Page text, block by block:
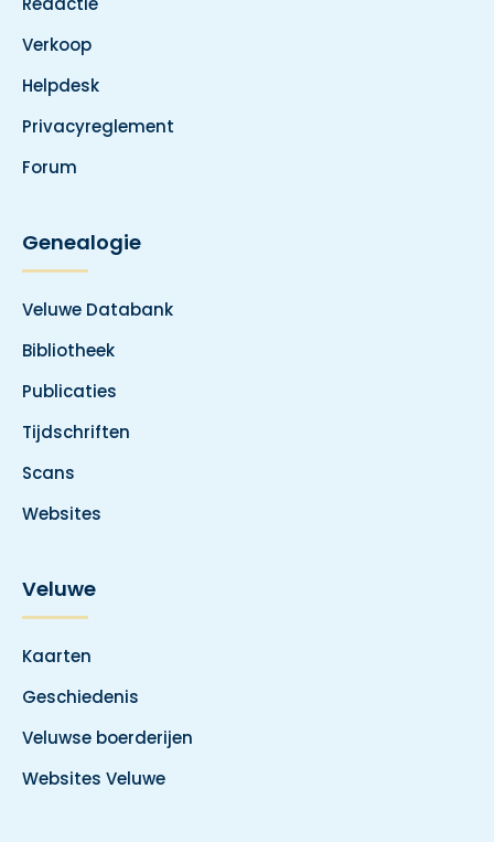
Verkoop
Helpdesk
Privacyreglement
Forum
Genealogie
Veluwe Databank
Bibliotheek
Publicaties
Tijdschriften
Scans
Websites
Veluwe
Kaarten
Geschiedenis
Veluwse boerderijen
Websites Veluwe